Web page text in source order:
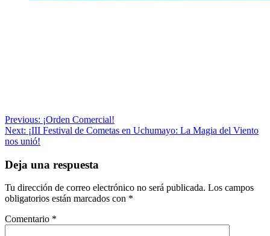
Navegación
de
Previous: ¡Orden Comercial!
Next: ¡III Festival de Cometas en Uchumayo: La Magia del Viento
nos unió!
Deja una respuesta
Tu dirección de correo electrónico no será publicada. Los campos
obligatorios están marcados con *
Comentario *